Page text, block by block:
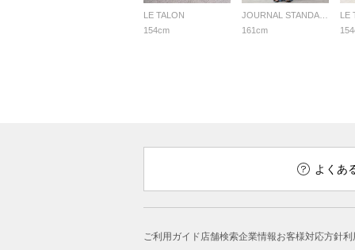
LE TALON
154cm
161cm
LE
よくあ
ご利用ガイド店舗検索企業情報お客様対応方針利